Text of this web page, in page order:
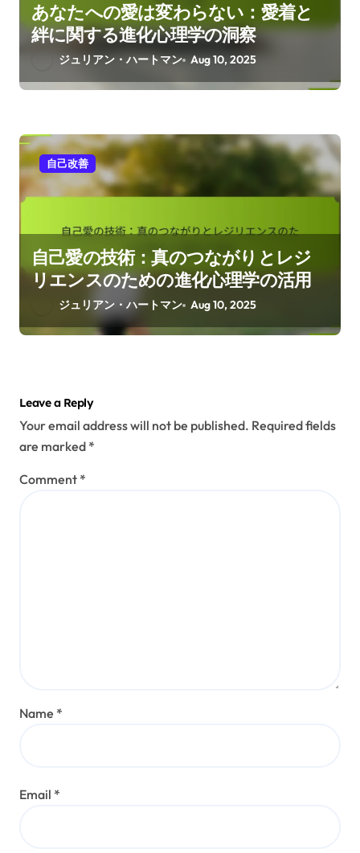
あなたへの愛は変わらない：愛着と
絆に関する進化心理学の洞察
ジュリアン・ハートマン Aug 10, 2025
自己改善
自己愛の技術：真のつながりとレジ
リエンスのための進化心理学の活用
ジュリアン・ハートマン Aug 10, 2025
Leave a Reply
Your email address will not be published. Required fields
are marked *
Comment *
Name *
Email *